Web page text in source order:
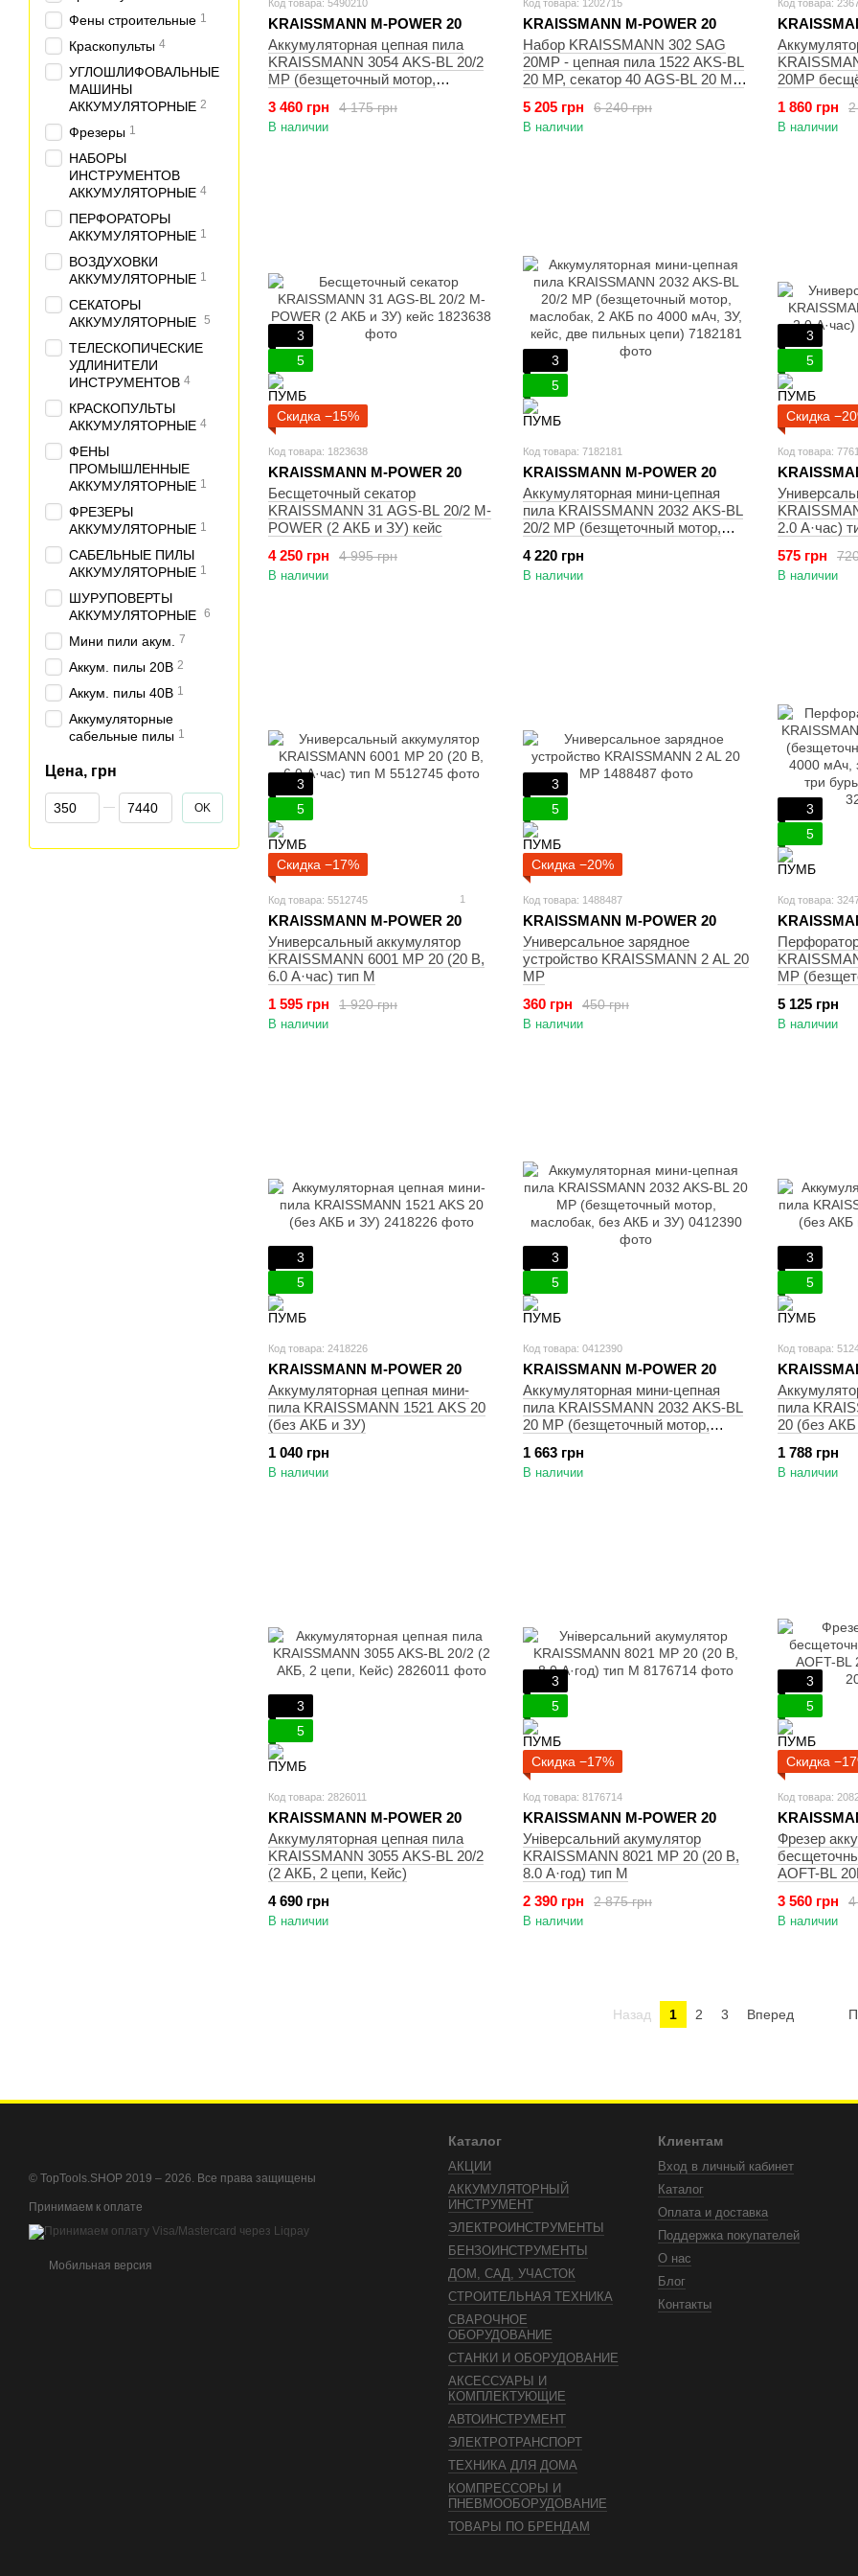
Код товара: 5490210
KRAISSMANN M-POWER 20
Аккумуляторная цепная пила
KRAISSMANN 3054 AKS-BL 20/2
MP (безщеточный мотор,
20/4 Ач, зар. устр., 2 цепи 12"
суперзуб) кейс
4 175 грн
3 460 грн
В наличии
Код товара: 1202715
KRAISSMANN M-POWER 20
Набор KRAISSMANN 302 SAG
20MP - цепная пила 1522 AKS-BL
20 MP, секатор 40 AGS-BL 20 MP,
(1500 МАг и 3000 мАч, зарядное
устройство, запасные лезвия и
6 240 грн
5 205 грн
В наличии
Код товара:
20MP
1 860 грн
В наличии
3
5
Скидка −15%
Код товара: 1823638
KRAISSMANN M-POWER 20
Бесщеточный секатор
KRAISSMANN 31 AGS-BL 20/2 M-
POWER (2 АКБ и ЗУ) кейс
4 995 грн
4 250 грн
В наличии
3
5
Код товара: 7182181
KRAISSMANN M-POWER 20
Аккумуляторная мини-цепная
пила KRAISSMANN 2032 AKS-BL
20/2 MP (безщеточный мотор,
кейс, две пильных цепи)
4 220 грн
В наличии
3
5
Скидка
Код товара:
2.0 А·час)
575 грн
В наличии
3
5
Скидка −17%
Код товара: 5512745 1
KRAISSMANN M-POWER 20
Универсальный аккумулятор
KRAISSMANN 6001 MP 20 (20 В,
6.0 А·час) тип М
1 920 грн
1 595 грн
В наличии
3
5
Скидка −20%
Код товара: 1488487
KRAISSMANN M-POWER 20
Универсальное зарядное
устройство KRAISSMANN 2 AL 20
MP
450 грн
360 грн
В наличии
3
5
Код товара:
MP
зубила,
5 125 грн
В наличии
3
5
Код товара: 2418226
KRAISSMANN M-POWER 20
Аккумуляторная цепная мини-
пила KRAISSMANN 1521 AKS 20
(без АКБ и ЗУ)
1 040 грн
В наличии
3
5
Код товара: 0412390
KRAISSMANN M-POWER 20
Аккумуляторная мини-цепная
пила KRAISSMANN 2032 AKS-BL
20 MP (безщеточный мотор,
1 663 грн
В наличии
3
5
Код товара:
пила
20 (без
1 788 грн
В наличии
3
5
Код товара: 2826011
KRAISSMANN M-POWER 20
Аккумуляторная цепная пила
KRAISSMANN 3055 AKS-BL 20/2
(2 АКБ, 2 цепи, Кейс)
4 690 грн
В наличии
3
5
Скидка −17%
Код товара: 8176714
KRAISSMANN M-POWER 20
Універсальний акумулятор
KRAISSMANN 8021 MP 20 (20 В,
8.0 А·год) тип М
2 875 грн
2 390 грн
В наличии
3
5
Скидка
Код товара:
Фрезер
AOFT-BL
3 560 грн
В наличии
Назад 1 2 3 Вперед
Фены строительные 1
Краскопульты 4
УГЛОШЛИФОВАЛЬНЫЕ
МАШИНЫ
АККУМУЛЯТОРНЫЕ 2
Фрезеры 1
НАБОРЫ
ИНСТРУМЕНТОВ
АККУМУЛЯТОРНЫЕ 4
ПЕРФОРАТОРЫ
АККУМУЛЯТОРНЫЕ 1
ВОЗДУХОВКИ
АККУМУЛЯТОРНЫЕ 1
СЕКАТОРЫ
АККУМУЛЯТОРНЫЕ 5
ТЕЛЕСКОПИЧЕСКИЕ
УДЛИНИТЕЛИ
ИНСТРУМЕНТОВ 4
КРАСКОПУЛЬТЫ
АККУМУЛЯТОРНЫЕ 4
ФЕНЫ
ПРОМЫШЛЕННЫЕ
АККУМУЛЯТОРНЫЕ 1
ФРЕЗЕРЫ
АККУМУЛЯТОРНЫЕ 1
САБЕЛЬНЫЕ ПИЛЫ
АККУМУЛЯТОРНЫЕ 1
ШУРУПОВЕРТЫ
АККУМУЛЯТОРНЫЕ 6
Мини пили акум. 7
Аккум. пилы 20В 2
Аккум. пилы 40В 1
Аккумуляторные
сабельные пилы 1
Цена, грн
От Цена, грн
До Цена, грн OK
© TopTools.SHOP 2019 – 2026. Все права защищены
Принимаем к оплате
Мобильная версия
Каталог
АКЦИИ
АККУМУЛЯТОРНЫЙ
ИНСТРУМЕНТ
ЭЛЕКТРОИНСТРУМЕНТЫ
БЕНЗОИНСТРУМЕНТЫ
ДОМ, САД, УЧАСТОК
СТРОИТЕЛЬНАЯ ТЕХНИКА
СВАРОЧНОЕ
ОБОРУДОВАНИЕ
СТАНКИ И ОБОРУДОВАНИЕ
АКСЕССУАРЫ И
КОМПЛЕКТУЮЩИЕ
АВТОИНСТРУМЕНТ
ЭЛЕКТРОТРАНСПОРТ
ТЕХНИКА ДЛЯ ДОМА
КОМПРЕССОРЫ И
ПНЕВМООБОРУДОВАНИЕ
ТОВАРЫ ПО БРЕНДАМ
Клиентам
Вход в личный кабинет
Каталог
Оплата и доставка
Поддержка покупателей
О нас
Блог
Контакты